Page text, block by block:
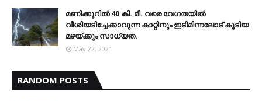
മണിക്കൂറിൽ 40 കി. മീ. വരെ വേഗതയിൽ
വീശിയടിച്ചേക്കാവുന്ന കാറ്റിനും ഇടിമിന്നലോട് കൂടിയ
മഴയ്ക്കും സാധ്യത.
May 22, 2021
RANDOM POSTS